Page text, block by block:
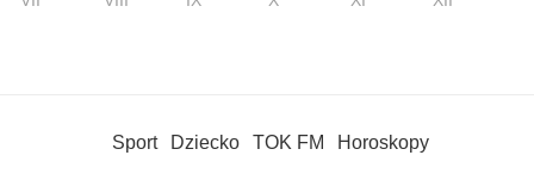
Sport Dziecko TOK FM Horoskopy